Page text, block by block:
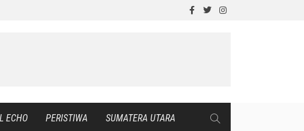
ECHO PERISTIWA SUMATERA UTARA